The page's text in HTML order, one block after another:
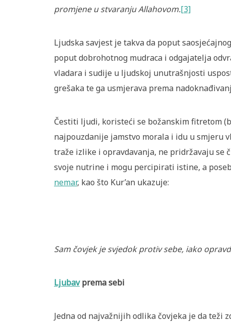
promjene u stvaranju Allahovom.[3]
Ljudska savjest je takva da poput
poput dobrohotnog mudraca i odgajatelja
vladara i sudije u ljudskoj unutrašnjosti
grešaka te ga usmjerava prema
Čestiti ljudi, koristeći se božanskim fitretom
najpouzdanije jamstvo morala i idu u smjeru
traže izlike i opravdavanja, ne pridržavaju se
svoje nutrine i mogu percipirati istine, a
nemar, kao što Kur’an ukazuje:
Sam čovjek je svjedok protiv sebe, iako
Ljubavprema sebi
Jedna od najvažnijih odlika čovjeka je da teži